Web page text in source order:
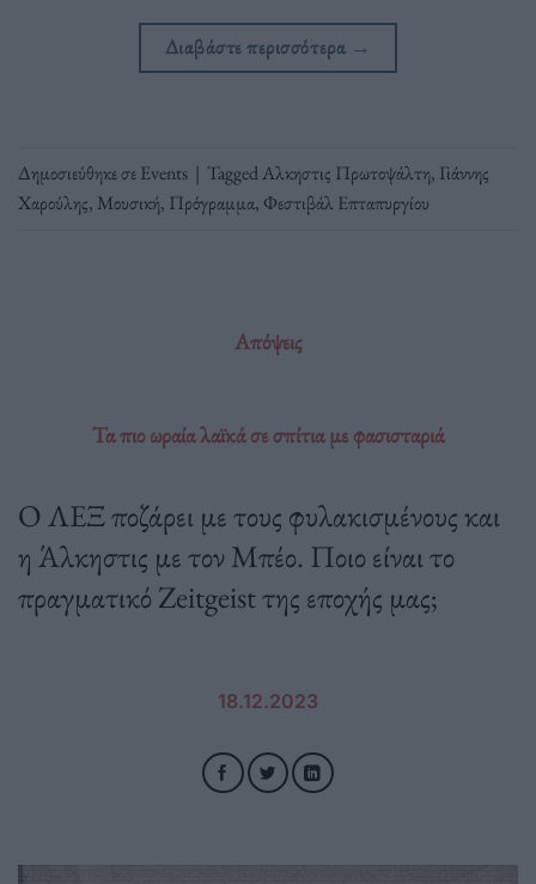
Διαβάστε περισσότερα →
Δημοσιεύθηκε σεEvents | TaggedΑλκηστις Πρωτοψάλτη, Γιάννης
Χαρούλης, Μουσική, Πρόγραμμα, Φεστιβάλ Επταπυργίου
Απόψεις
Τα πιο ωραία λαϊκά σε σπίτια με φασισταριά
Ο ΛΕΞ ποζάρει με τους φυλακισμένους και
η Άλκηστις με τον Μπέο. Ποιο είναι το
πραγματικό Zeitgeist της εποχής μας;
18.12.2023